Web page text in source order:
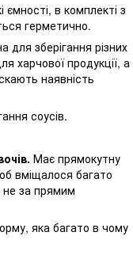
ємності, в комплекті з
герметично.
для зберігання різних
харчової продукції, а
наявність
соусів.
Має прямокутну
вміщалося багато
не за прямим
яка багато в чому